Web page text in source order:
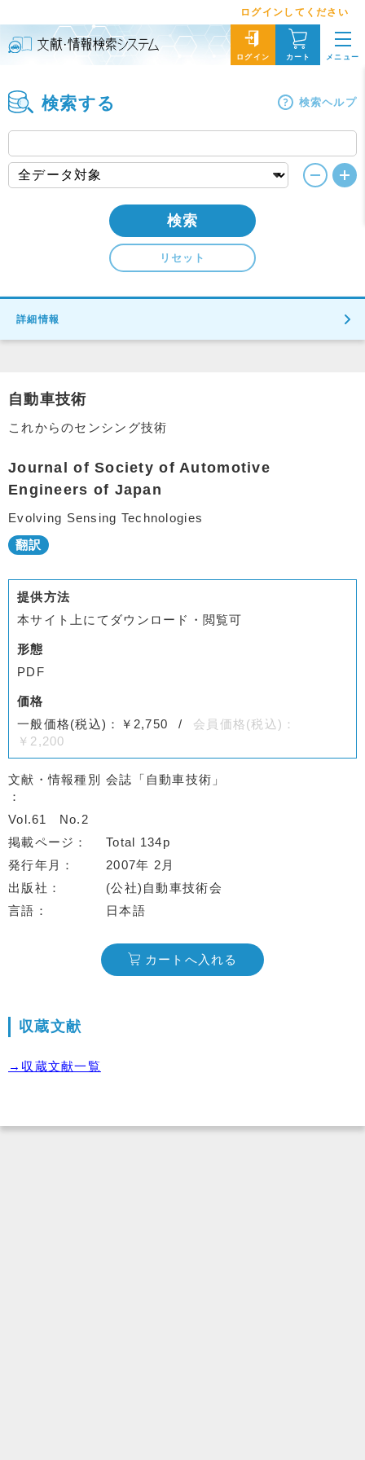
ログインしてください
ログイン カート メニュー
検索する 検索ヘルプ
検索
リセット
詳細情報
自動車技術
これからのセンシング技術
Journal of Society of Automotive
Engineers of Japan
Evolving Sensing Technologies
提供方法
本サイト上にてダウンロード・閲覧可
形態
PDF
価格
一般価格(税込)：￥2,750
会員価格(税込)：
￥2,200
文献・情報種別 会誌「自動車技術」
Vol.61
No.2
掲載ページ
Total 134p
発行年月
2007年 2月
出版社
(公社)自動車技術会
言語
日本語
カートへ入れる
収蔵文献
→収蔵文献一覧